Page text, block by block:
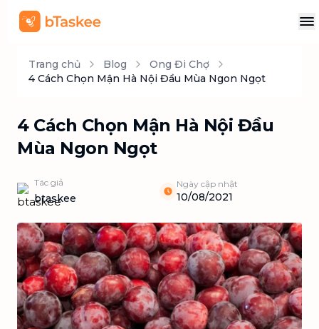
Trang chủ Blog
Ong Đi Chợ
4 Cách Chọn Mận Hà Nội Đầu Mùa Ngon Ngọt
4 Cách Chọn Mận Hà Nội Đầu
Mùa Ngon Ngọt
Tác giả
btaskee
Ngày cập nhật
10/08/2021